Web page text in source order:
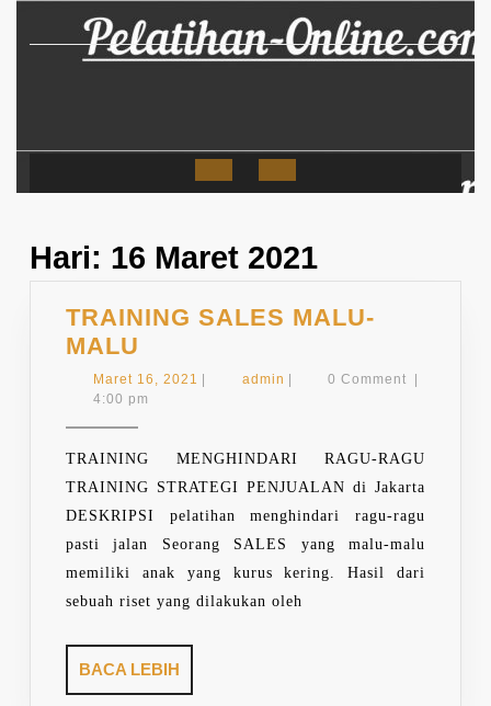
Open
Hari: 16 Maret 2021
TRAINING SALES MALU-
MALU
SALES
MALU-
Maret 16, 2021 Maret
admin admin 0 Comment
4:00 pm
TRAINING MENGHINDARI RAGU-RAGU
TRAINING STRATEGI PENJUALAN di Jakarta
DESKRIPSI pelatihan menghindari ragu-ragu
pasti jalan Seorang SALES yang malu-malu
memiliki anak yang kurus kering. Hasil dari
sebuah riset yang dilakukan oleh
BACA LEBIH
LEBIH